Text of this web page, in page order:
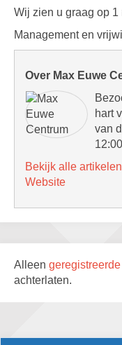
Wij zien u graag op 1
Management en
Over Max Euwe
hart
van
Bekijk alle
Website
Alleen geregistreerde
achterlaten.